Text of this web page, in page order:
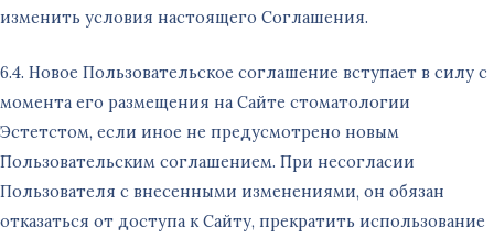
изменить условия настоящего Соглашения.
6.4. Новое Пользовательское соглашение вступает в силу с
момента его размещения на Сайте стоматологии
Эстетстом, если иное не предусмотрено новым
Пользовательским соглашением. При несогласии
Пользователя с внесенными изменениями, он обязан
отказаться от доступа к Сайту, прекратить использование